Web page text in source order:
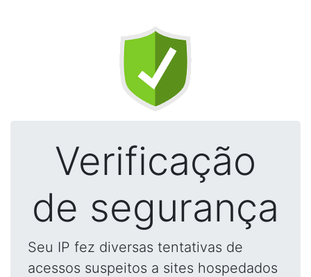
Verificação
de segurança
Seu IP fez diversas tentativas de
acessos suspeitos a sites hospedados